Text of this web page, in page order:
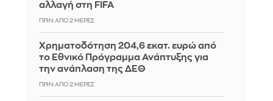
αλλαγή στη FIFA
ΠΡΙΝ ΑΠΌ 2 ΜΈΡΕΣ
Χρηματοδότηση 204,6 εκατ. ευρώ από
το Εθνικό Πρόγραμμα Ανάπτυξης για
την ανάπλαση της ΔΕΘ
ΠΡΙΝ ΑΠΌ 2 ΜΈΡΕΣ